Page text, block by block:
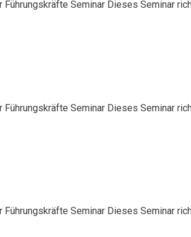
Seminar Dieses Seminar
Seminar Dieses Seminar
Seminar Dieses Seminar